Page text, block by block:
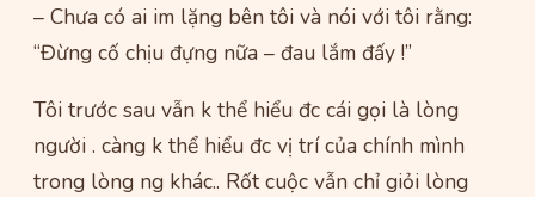
– Chưa có ai im lặng bên tôi và nói với tôi rằng:
“Đừng cố chịu đựng nữa – đau lắm đấy !”
Tôi trước sau vẫn k thể hiểu đc cái gọi là lòng
người . càng k thể hiểu đc vị trí của chính mình
trong lòng ng khác.. Rốt cuộc vẫn chỉ giỏi lòng